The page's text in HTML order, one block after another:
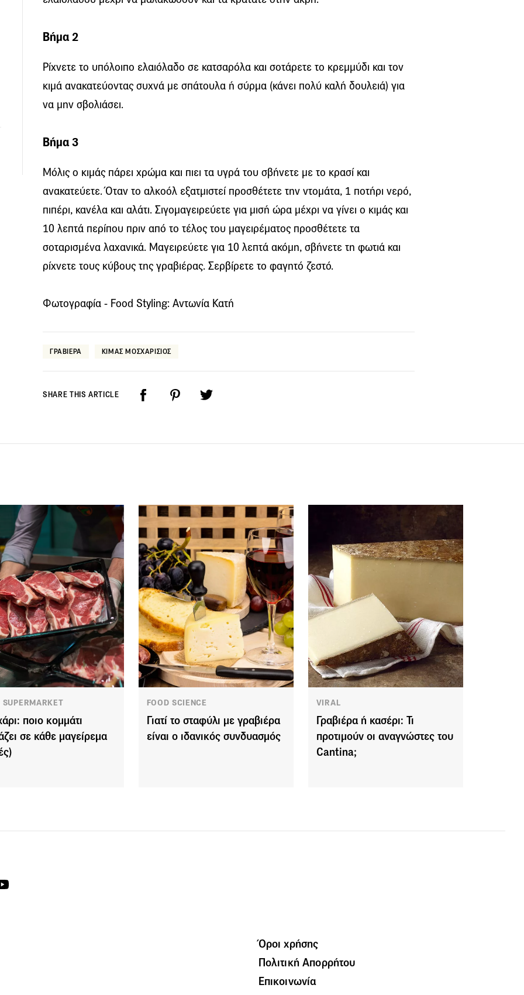
Βήμα 2
Ρίχνετε το υπόλοιπο ελαιόλαδο σε κατσαρόλα και σοτάρετε το κρεμμύδι και τον
κιμά ανακατεύοντας συχνά με σπάτουλα ή σύρμα (κάνει πολύ καλή δουλειά) για
να μην σβολιάσει.
Βήμα 3
Μόλις ο κιμάς πάρει χρώμα και πιει τα υγρά του σβήνετε με το κρασί και
ανακατεύετε. Όταν το αλκοόλ εξατμιστεί προσθέτετε την ντομάτα, 1 ποτήρι νερό,
πιπέρι, κανέλα και αλάτι. Σιγομαγειρεύετε για μισή ώρα μέχρι να γίνει ο κιμάς και
10 λεπτά περίπου πριν από το τέλος του μαγειρέματος προσθέτετε τα
σοταρισμένα λαχανικά. Μαγειρεύετε για 10 λεπτά ακόμη, σβήνετε τη φωτιά και
ρίχνετε τους κύβους της γραβιέρας. Σερβίρετε το φαγητό ζεστό.
Φωτογραφία - Food Styling: Αντωνία Κατή
ΓΡΑΒΙΕΡΑ ΚΙΜΑΣ ΜΟΣΧΑΡΙΣΙΟΣ
SHARE THIS ARTICLE
ποιο κομμάτι
σε κάθε μαγείρεμα
FOOD SCIENCE
Γιατί το σταφύλι με γραβιέρα
είναι ο ιδανικός συνδυασμός
VIRAL
Γραβιέρα ή κασέρι: Τι
προτιμούν οι αναγνώστες του
Cantina;
Όροι χρήσης
Πολιτική Απορρήτου
Επικοινωνία